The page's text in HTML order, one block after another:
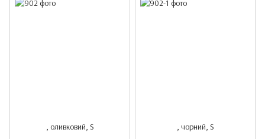
, оливковий, S , чорний, S